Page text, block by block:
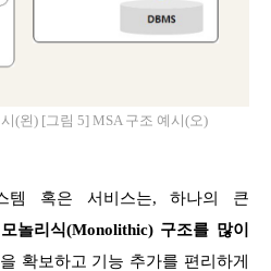
(왼) [그림 5] MSA 구조 예시(오)
템 혹은 서비스는, 하나의 큰
모놀리식(Monolithic) 구조를 많이
확보하고 기능 추가를 편리하게